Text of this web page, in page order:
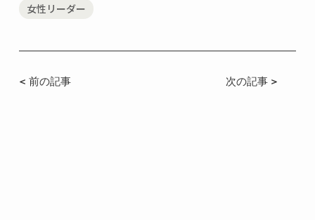
< 前の記事 次の記事 >
女性リーダー